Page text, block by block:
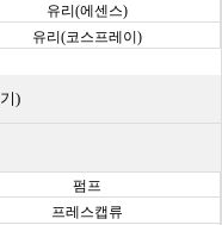
유리(에센스)
유리(코스프레이)
)
펌프
프레스캡류